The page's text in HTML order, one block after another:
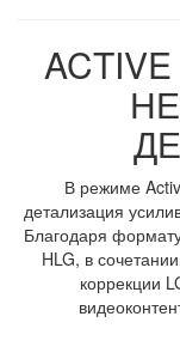
В режиме
детализация
Благодаря
HLG, в
коррекции